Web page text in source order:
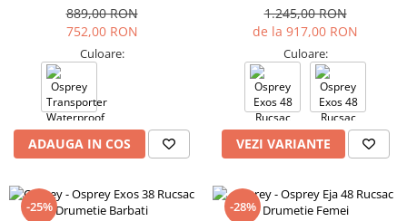
Drumetie Unisex
889,00 RON
752,00 RON
Culoare:
ADAUGA IN COS
1.245,00 RON
de la 917,00 RON
Culoare:
VEZI VARIANTE
-25% -28%